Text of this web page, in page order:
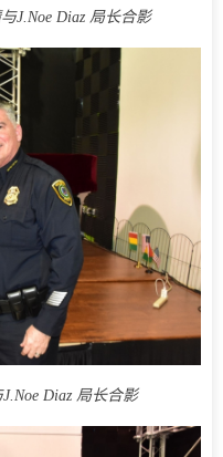
J.Noe Diaz 局长合影
J.Noe Diaz 局长合影